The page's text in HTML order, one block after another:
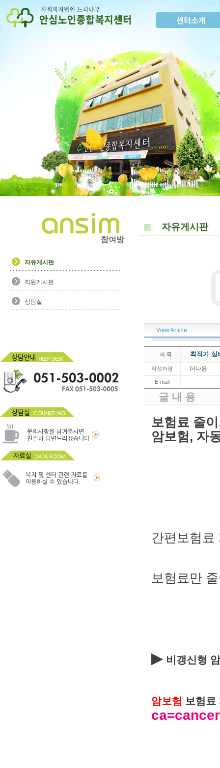
참여방
자유게시판
직원게시판
상담실
자유게시판
View Article
제 목 최적가 실
작성자명 더나은
E-mail
글 내 용
보험료 줄
암보험, 자
간편보험
보험료만
▶ 비갱신형
암보험 보험료
ca=cancer